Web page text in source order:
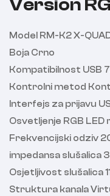
Version
Model RM-K2 X-
Boja Crno
Kompatibilnost USB
Kontrolni metod
Interfejs za prijavu
Osvetljenje RGB LED
Frekvencijski odziv
impedansa slušalica
Osjetljivost slušalica
Struktura kanala